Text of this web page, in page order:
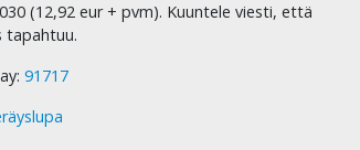
(12,92 eur + pvm). Kuuntele viesti, että
tapahtuu.
91717